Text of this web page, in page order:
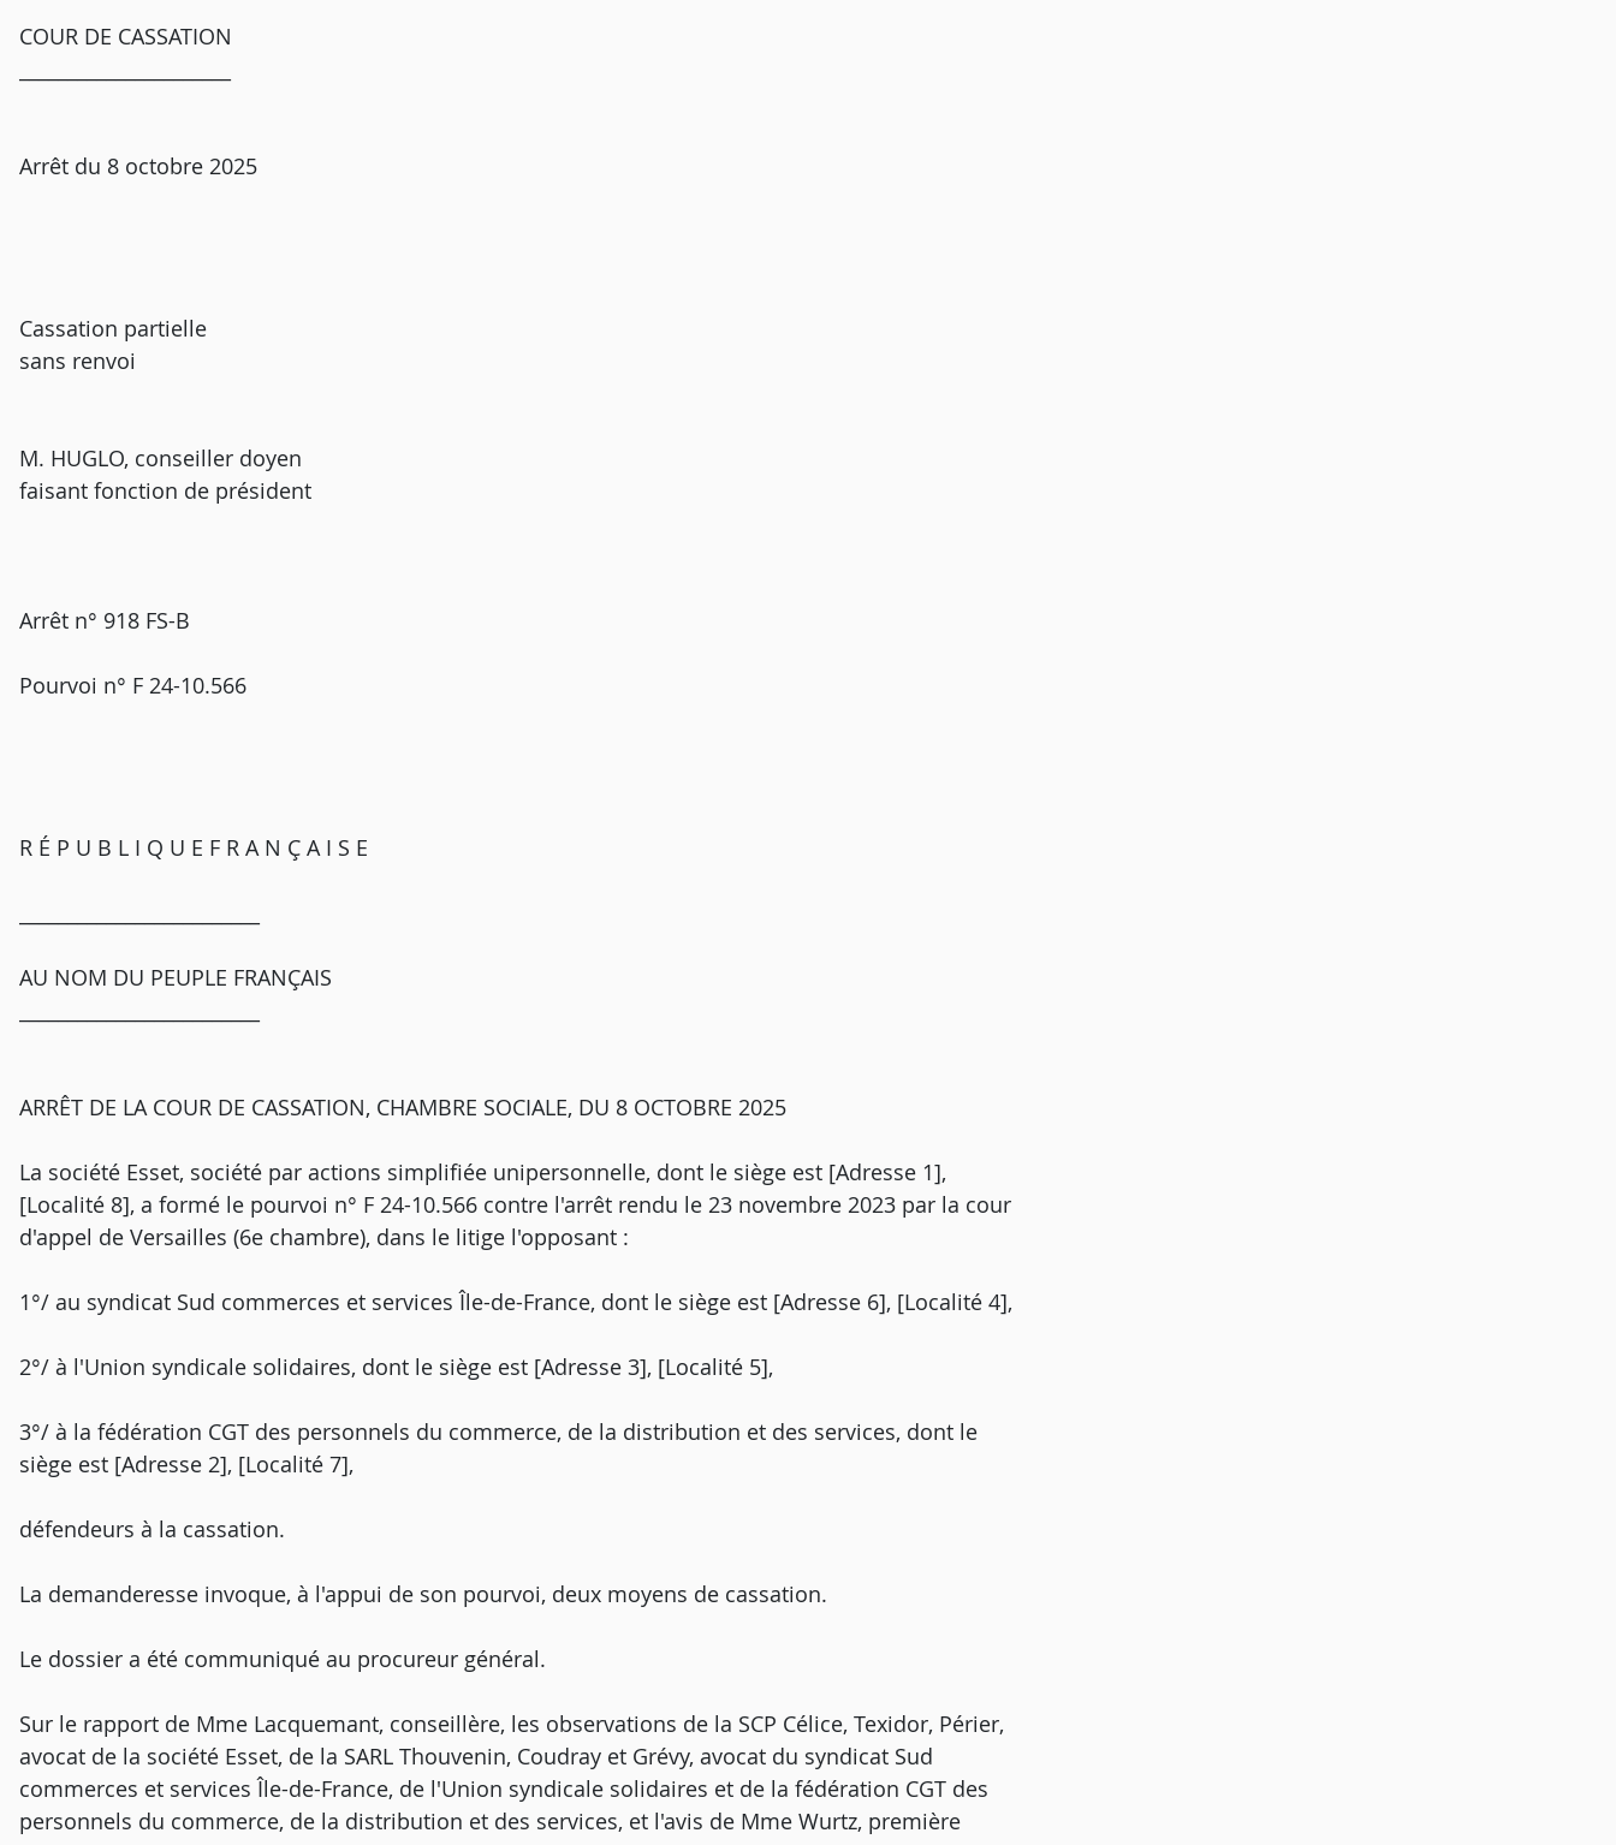
COUR DE CASSATION
Arrêt du 8 octobre 2025
Cassation partielle
sans renvoi
M. HUGLO, conseiller doyen
faisant fonction de président
Arrêt n° 918 FS-B
Pourvoi n° F 24-10.566
R É P U B L I Q U E F R A N Ç A I S E
AU NOM DU PEUPLE FRANÇAIS
ARRÊT DE LA COUR DE CASSATION, CHAMBRE SOCIALE, DU 8 OCTOBRE 2025
La société Esset, société par actions simplifiée unipersonnelle, dont le siège est [Adresse 1],
[Localité 8], a formé le pourvoi n° F 24-10.566 contre l'arrêt rendu le 23 novembre 2023 par la cour
d'appel de Versailles (6e chambre), dans le litige l'opposant :
1°/ au syndicat Sud commerces et services Île-de-France, dont le siège est [Adresse 6], [Localité 4],
2°/ à l'Union syndicale solidaires, dont le siège est [Adresse 3], [Localité 5],
3°/ à la fédération CGT des personnels du commerce, de la distribution et des services, dont le
siège est [Adresse 2], [Localité 7],
défendeurs à la cassation.
La demanderesse invoque, à l'appui de son pourvoi, deux moyens de cassation.
Le dossier a été communiqué au procureur général.
Sur le rapport de Mme Lacquemant, conseillère, les observations de la SCP Célice, Texidor, Périer,
avocat de la société Esset, de la SARL Thouvenin, Coudray et Grévy, avocat du syndicat Sud
commerces et services Île-de-France, de l'Union syndicale solidaires et de la fédération CGT des
personnels du commerce, de la distribution et des services, et l'avis de Mme Wurtz, première